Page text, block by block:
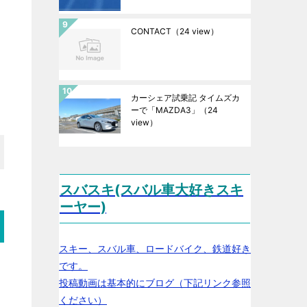
CONTACT （24 view）
カーシェア試乗記 タイムズカ
ーで「MAZDA3」
（24
view）
スバスキ(スバル車大好きスキ
ーヤー)
スキー、スバル車、ロードバイク、鉄道好き
です。
投稿動画は基本的にブログ（下記リンク参照
ください）